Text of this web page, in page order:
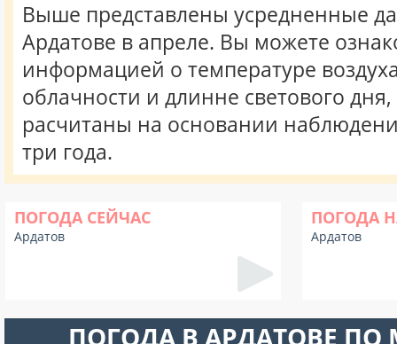
Выше представлены усредненные
Ардатове в апреле. Вы можете
информацией о температуре
облачности и длинне светового
расчитаны на основании
три года.
ПОГОДА СЕЙЧАС
Ардатов
ПОГОДА
Ардатов
ПОГОДА В АРДАТОВЕ